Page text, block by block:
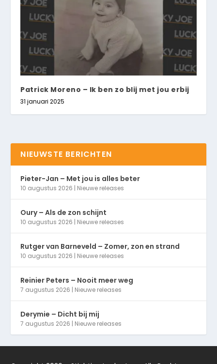
Patrick Moreno – Ik ben zo blij met jou erbij
31 januari 2025
NIEUWSTE BERICHTEN
Pieter-Jan – Met jou is alles beter
10 augustus 2026 | Nieuwe releases
Oury – Als de zon schijnt
10 augustus 2026 | Nieuwe releases
Rutger van Barneveld – Zomer, zon en strand
10 augustus 2026 | Nieuwe releases
Reinier Peters – Nooit meer weg
7 augustus 2026 | Nieuwe releases
Derymie – Dicht bij mij
7 augustus 2026 | Nieuwe releases